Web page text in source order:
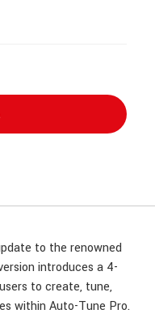
to the renowned
introduces a 4-
to create, tune,
within Auto-Tune Pro.